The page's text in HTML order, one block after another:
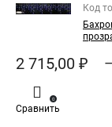
Код
2 715,00 ₽ –
Сравнить
0